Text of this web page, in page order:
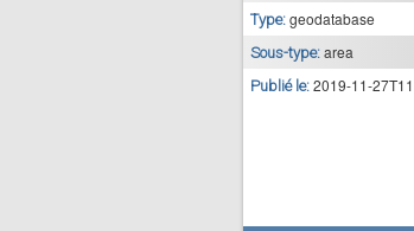
Type: geodatabase
Sous-type: area
Publié le: 2019-11-